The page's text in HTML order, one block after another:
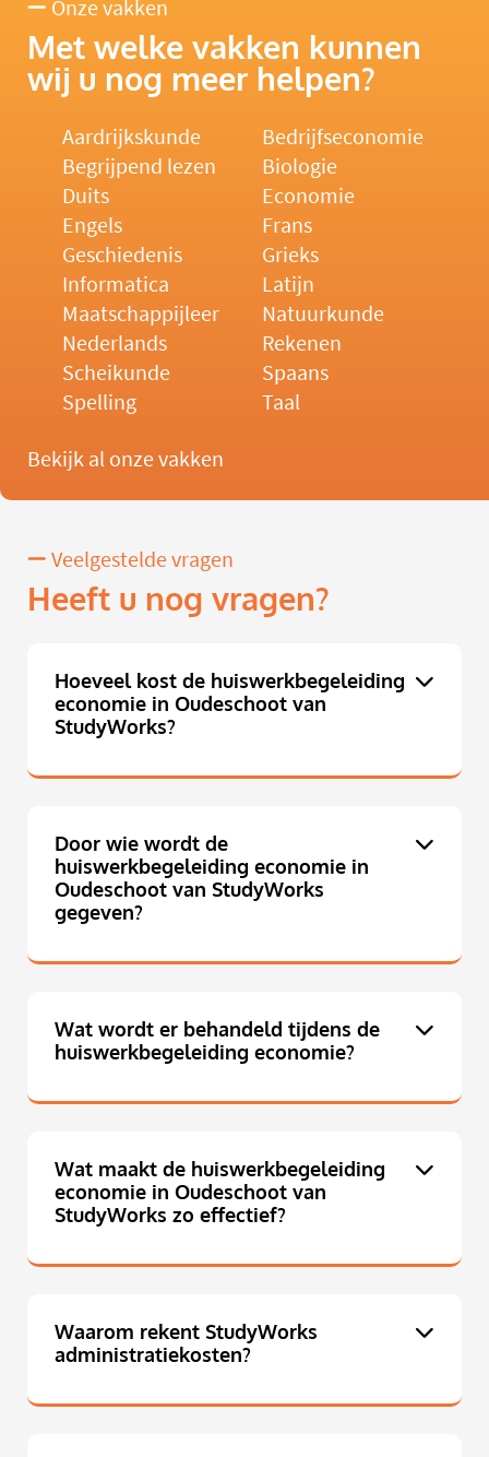
Onze vakken
Met welke vakken kunnen
wij u nog meer helpen?
Aardrijkskunde
Bedrijfseconomie
Begrijpend lezen
Biologie
Duits
Economie
Engels
Frans
Geschiedenis
Grieks
Informatica
Latijn
Maatschappijleer
Natuurkunde
Nederlands
Rekenen
Scheikunde
Spaans
Spelling
Taal
Bekijk al onze vakken
Veelgestelde vragen
Heeft u nog vragen?
Hoeveel kost de huiswerkbegeleiding
economie in Oudeschoot van
StudyWorks?
Door wie wordt de
huiswerkbegeleiding economie in
Oudeschoot van StudyWorks
gegeven?
Wat wordt er behandeld tijdens de
huiswerkbegeleiding economie?
Wat maakt de huiswerkbegeleiding
economie in Oudeschoot van
StudyWorks zo effectief?
Waarom rekent StudyWorks
administratiekosten?